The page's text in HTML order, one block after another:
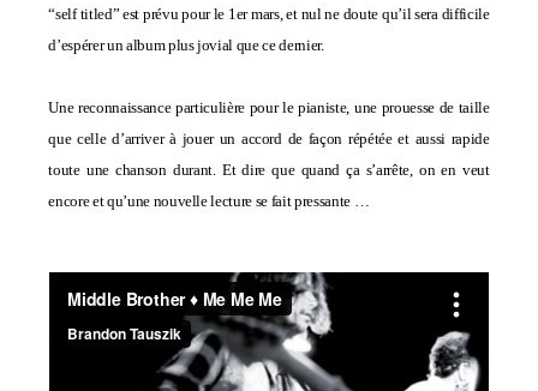
“self titled” est prévu pour le 1er mars, et nul ne doute qu’il sera difficile
d’espérer un album plus jovial que ce dernier.
Une reconnaissance particulière pour le pianiste, une prouesse de taille
que celle d’arriver à jouer un accord de façon répétée et aussi rapide
toute une chanson durant. Et dire que quand ça s’arrête, on en veut
encore et qu’une nouvelle lecture se fait pressante …